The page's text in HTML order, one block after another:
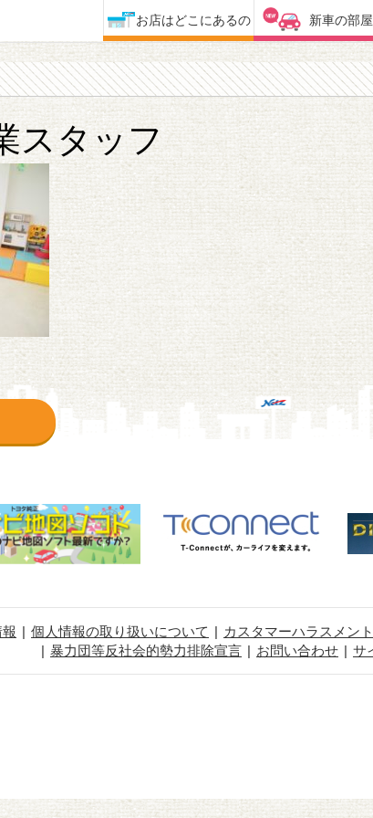
お店はどこにあるの 新車の部屋
スタッフ
個人情報の取り扱いについて カスタマーハラスメン
暴力団等反社会的勢力排除宣言
お問い合わせ サ